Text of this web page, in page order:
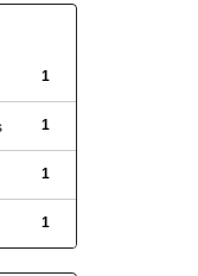
1
1
1
1